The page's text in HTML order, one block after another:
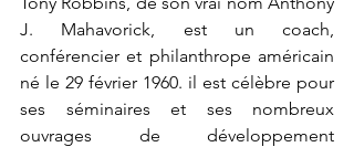
J. Mahavorick, est un coach,
conférencier et philanthrope américain
né le 29 février 1960. il est célèbre pour
ses séminaires et ses nombreux
ouvrages de développement